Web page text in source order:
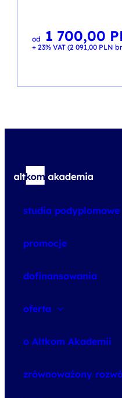
od 1 700,00
+ 23% VAT (2 091,00 PLN
studia podyplomowe
promocje
dofinansowania
oferta
o Altkom Akademii
zrównoważony